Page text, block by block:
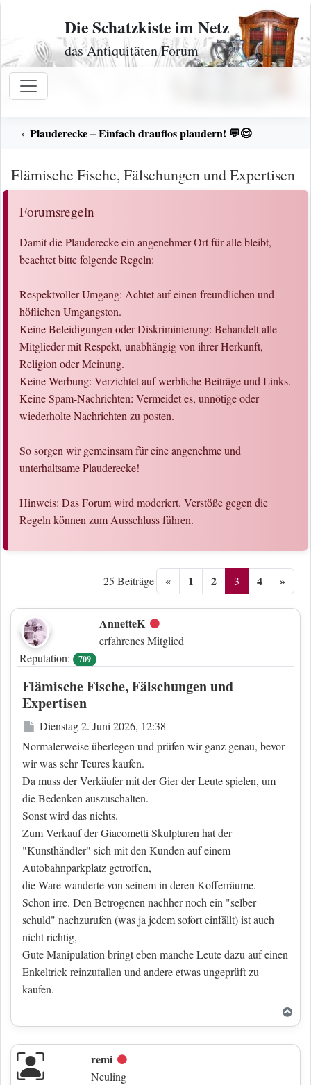
Zum Inhalt
Die Schatzkiste im Netz
das Antiquitäten Forum
Plauderecke – Einfach drauflos plaudern! 💬😊
Flämische Fische, Fälschungen und Expertisen
Forumsregeln
Damit die Plauderecke ein angenehmer Ort für alle bleibt,
beachtet bitte folgende Regeln:
Respektvoller Umgang: Achtet auf einen freundlichen und
höflichen Umgangston.
Keine Beleidigungen oder Diskriminierung: Behandelt alle
Mitglieder mit Respekt, unabhängig von ihrer Herkunft,
Religion oder Meinung.
Keine Werbung: Verzichtet auf werbliche Beiträge und Links.
Keine Spam-Nachrichten: Vermeidet es, unnötige oder
wiederholte Nachrichten zu posten.
So sorgen wir gemeinsam für eine angenehme und
unterhaltsame Plauderecke!
Hinweis: Das Forum wird moderiert. Verstöße gegen die
Regeln können zum Ausschluss führen.
25 Beiträge « 1 2 3 4 »
AnnetteK Offline
erfahrenes Mitglied
Reputation:
709
Flämische Fische, Fälschungen und
Expertisen
Beitrag
Dienstag 2. Juni 2026, 12:38
Normalerweise überlegen und prüfen wir ganz genau, bevor
wir was sehr Teures kaufen.
Da muss der Verkäufer mit der Gier der Leute spielen, um
die Bedenken auszuschalten.
Sonst wird das nichts.
Zum Verkauf der Giacometti Skulpturen hat der
"Kunsthändler" sich mit den Kunden auf einem
Autobahnparkplatz getroffen,
die Ware wanderte von seinem in deren Kofferräume.
Schon irre. Den Betrogenen nachher noch ein "selber
schuld" nachzurufen (was ja jedem sofort einfällt) ist auch
nicht richtig,
Gute Manipulation bringt eben manche Leute dazu auf einen
Enkeltrick reinzufallen und andere etwas ungeprüft zu
kaufen.
remi Offline
Neuling